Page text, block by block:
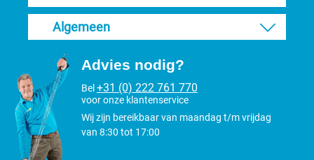
Algemeen
Advies nodig?
Bel +31 (0) 222 761 770
voor onze klantenservice
Wij zijn bereikbaar van maandag t/m vrijdag
van 8:30 tot 17:00